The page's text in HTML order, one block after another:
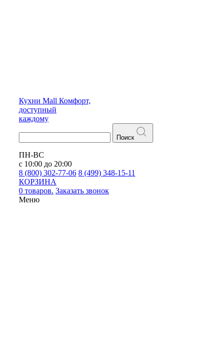
Кухни Mall Комфорт,
доступный
каждому
Поиск
ПН-ВС
с 10:00 до 20:00
8 (800) 302-77-06 8 (499) 348-15-11
КОРЗИНА
0 товаров. Заказать звонок
Меню